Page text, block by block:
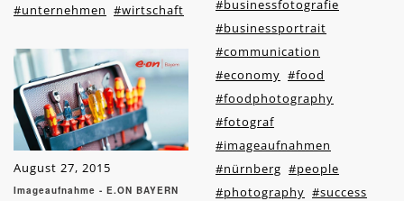
#unternehmen #wirtschaft
August 27, 2015
Imageaufnahme - E.ON BAYERN
#businessfotografie
#businessportrait
#communication
#economy #food
#foodphotography
#fotograf
#imageaufnahmen
#nürnberg #people
#photography #success